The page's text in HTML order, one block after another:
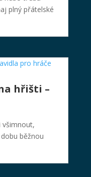
plný přátelské
hřišti –
všimnout,
běžnou